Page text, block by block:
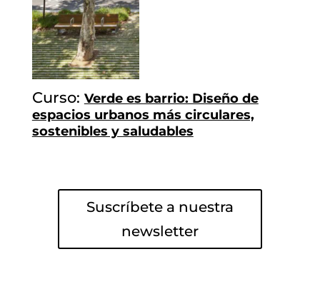
Curso: Verde es barrio: Diseño de
espacios urbanos más circulares,
sostenibles y saludables
Suscríbete a nuestra
newsletter